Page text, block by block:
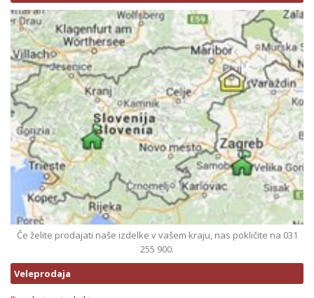
Če želite prodajati naše izdelke v vašem kraju, nas pokličite na 031
255 900.
Veleprodaja